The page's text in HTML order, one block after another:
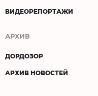
ВИДЕОРЕПОРТАЖИ
АРХИВ
ДОРДОЗОР
АРХИВ НОВОСТЕЙ